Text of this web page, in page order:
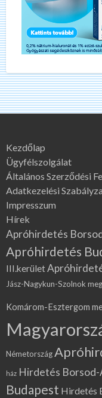
Kezdőlap
Ügyfélszolgálat
Általános Szerződési
Adatkezelési
Impresszum
Hírek
Apróhirdetés
Apróhirdetés
III.kerület
Jász-Nagykun-Szolnok
Komárom-Esztergom
Németország
ház Hirdetés
Budapest Hirdetés